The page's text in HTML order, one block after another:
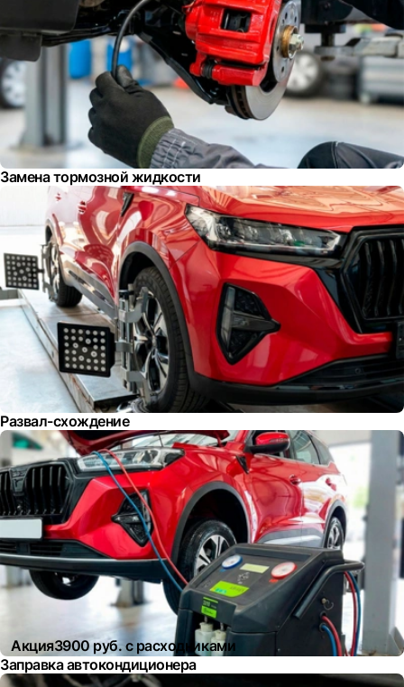
Замена тормозной жидкости
Развал-схождение
Акция3900 руб. с расходниками
Заправка автокондиционера